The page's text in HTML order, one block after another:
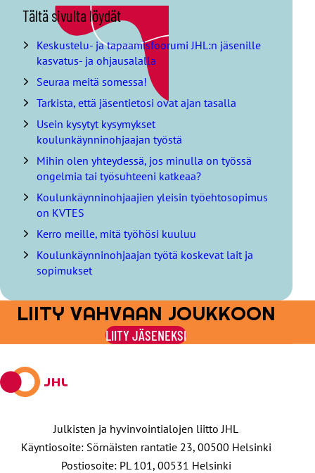
O
h
i
s
i
s
ä
y
l
t
t
Tältä sivulta löydät
Keskustelu- ja tapaamisfoorumi JHL:n jäsenille
kasvatus- ja ohjausalalla
Seuraa meitä somessa!
Tarkista, että jäsentietosi ovat ajan tasalla
Usein kysytyt kysymykset
koulunkäynninohjaajan työstä
Mihin olen yhteydessä, jos minulla on työssä
ongelmia tai työsuhteeni katkeaa?
Koulunkäynninohjaajien yleisin työehtosopimus
on KVTES
Kerro meille, mitä työhösi kuuluu
Koulunkäynninohjaajan työtä koskevat lait ja
sopimukset
LIITY VAHVAAN JOUKKOON
LIITY JÄSENEKSI
Julkisten ja hyvinvointialojen liitto JHL
Käyntiosoite: Sörnäisten rantatie 23, 00500 Helsinki
Postiosoite: PL 101, 00531 Helsinki